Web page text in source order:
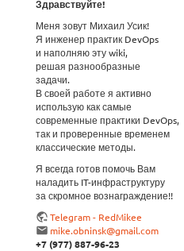
Здравствуйте!
Меня зовут Михаил Усик!
Я инженер практик DevOps
и наполняю эту wiki,
решая разнообразные
задачи.
В своей работе я активно
использую как самые
современные практики DevOps,
так и проверенные временем
классические методы.
Я всегда готов помочь Вам
наладить IT-инфраструктуру
за скромное вознаграждение!!
Telegram - RedMikee
mike.obninsk@gmail.com
+7 (977) 887-96-23